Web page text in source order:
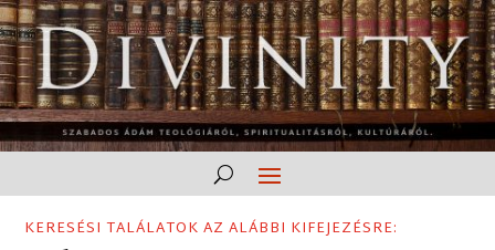
KERESÉSI TALÁLATOK AZ ALÁBBI KIFEJEZÉSRE: